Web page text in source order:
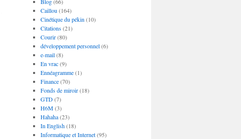
Caillou (164)
Cinétique du pékin (10)
Citations(21)
Courir(80)
développement personnel(6)
e-mail(8)
En vrac(9)
Ennéagramme(1)
Finance(70)
Fonds de miroir(18)
GTD(7)
H6M(3)
Hahaha(23)
In English(18)
Informatique et Internet(95)